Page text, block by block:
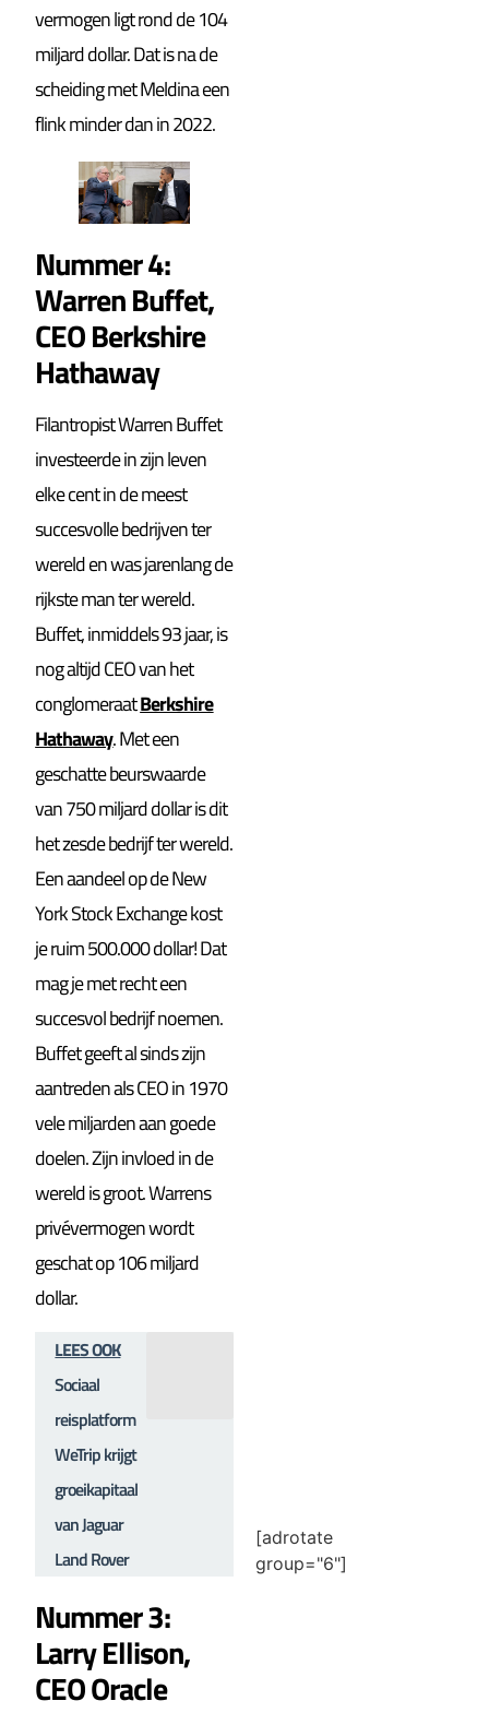
vermogen ligt rond de 104
miljard dollar. Dat is na de
scheiding met Meldina een
flink minder dan in 2022.
Nummer 4:
Warren Buffet,
CEO Berkshire
Hathaway
Filantropist Warren Buffet
investeerde in zijn leven
elke cent in de meest
succesvolle bedrijven ter
wereld en was jarenlang de
rijkste man ter wereld.
Buffet, inmiddels 93 jaar, is
nog altijd CEO van het
conglomeraatBerkshire
Hathaway. Met een
geschatte beurswaarde
van 750 miljard dollar is dit
het zesde bedrijf ter wereld.
Een aandeel op de New
York Stock Exchange kost
je ruim 500.000 dollar! Dat
mag je met recht een
succesvol bedrijf noemen.
Buffet geeft al sinds zijn
aantreden als CEO in 1970
vele miljarden aan goede
doelen. Zijn invloed in de
wereld is groot. Warrens
privévermogen wordt
geschat op 106 miljard
dollar.
LEES OOK
Sociaal
reisplatform
WeTrip krijgt
groeikapitaal
van Jaguar
Land Rover
Nummer 3:
Larry Ellison,
CEO Oracle
[adrotate
group="6"]